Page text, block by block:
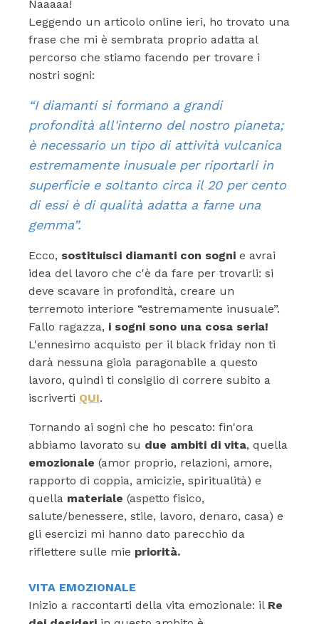
Naaaaa!
Leggendo un articolo online ieri, ho trovato una
frase che mi è sembrata proprio adatta al
percorso che stiamo facendo per trovare i
nostri sogni:
“I diamanti si formano a grandi
profondità all'interno del nostro pianeta;
è necessario un tipo di attività vulcanica
estremamente inusuale per riportarli in
superficie e soltanto circa il 20 per cento
di essi è di qualità adatta a farne una
gemma”.
Ecco, sostituisci diamanti con sogni e avrai
idea del lavoro che c'è da fare per trovarli: si
deve scavare in profondità, creare un
terremoto interiore “estremamente inusuale”.
Fallo ragazza, i sogni sono una cosa seria!
L'ennesimo acquisto per il black friday non ti
darà nessuna gioia paragonabile a questo
lavoro, quindi ti consiglio di correre subito a
iscriverti QUI.
Tornando ai sogni che ho pescato: fin'ora
abbiamo lavorato su due ambiti di vita, quella
emozionale (amor proprio, relazioni, amore,
rapporto di coppia, amicizie, spiritualità) e
quella materiale (aspetto fisico,
salute/benessere, stile, lavoro, denaro, casa) e
gli esercizi mi hanno dato parecchio da
riflettere sulle mie priorità.
VITA EMOZIONALE
Inizio a raccontarti della vita emozionale: il Re